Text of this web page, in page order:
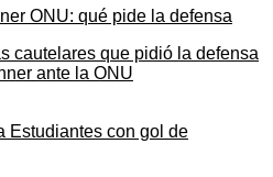
cautelares que pidió la defensa
ante la ONU